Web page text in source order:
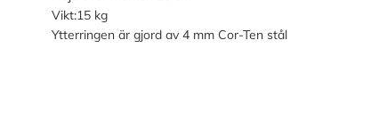
Vikt:15 kg
Ytterringen är gjord av 4 mm Cor-Ten stål